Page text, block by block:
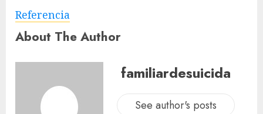
Referencia
About The Author
familiardesuicida
See author's posts